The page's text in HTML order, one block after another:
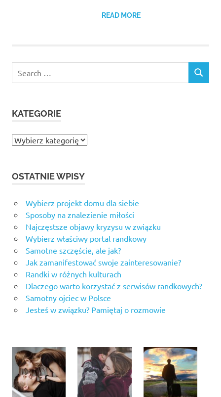
READ MORE
for:
SEARCH
KATEGORIE
Kategorie
OSTATNIE WPISY
Wybierz projekt domu dla siebie
Sposoby na znalezienie miłości
Najczęstsze objawy kryzysu w związku
Wybierz właściwy portal randkowy
Samotne szczęście, ale jak?
Jak zamanifestować swoje zainteresowanie?
Randki w różnych kulturach
Dlaczego warto korzystać z serwisów randkowych?
Samotny ojciec w Polsce
Jesteś w związku? Pamiętaj o rozmowie